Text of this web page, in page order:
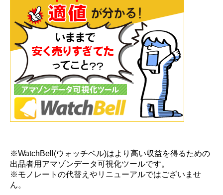
※WatchBell(ウォッチベル)はより高い収益を得るための
出品者用アマゾンデータ可視化ツールです。
※モノレートの代替えやリニューアルではございませ
ん。